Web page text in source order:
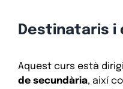
Destinataris
Aquest curs està
de secundària, així